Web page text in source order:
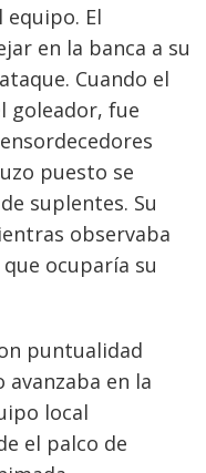
El
en la banca a su
Cuando el
goleador, fue
puesto se
suplentes. Su
observaba
ocuparía su
puntualidad
en la
local
el palco de